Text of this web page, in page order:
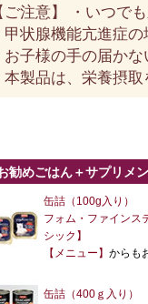
ご注意】 ・いつで
甲状腺機能亢進症
お子様の手の届か
本製品は、栄養摂
勧めごはん＋サプリメ
缶詰（100g入り）
フォム・ファインス
シック】
【メニュー】 からも
缶詰（400ｇ入り）